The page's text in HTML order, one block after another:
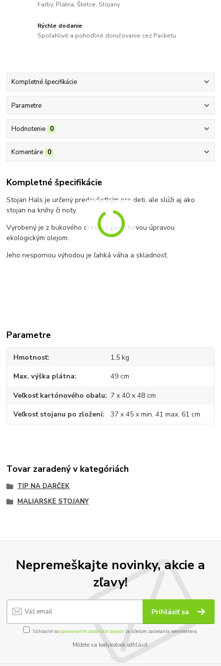
Farby, Plátna, Štetce, Stojany
Rýchle dodanie
Spoľahlivé a pohodlné doručovanie cez Packetu
Kompletné špecifikácie
Parametre
Hodnotenie 0
Komentáre 0
Kompletné špecifikácie
Stojan Hals je určený predovšetkým pre deti, ale slúži aj ako
stojan na knihy či noty.
Vyrobený je z bukového dreva, s povrchovou úpravou
ekologickým olejom.
Jeho nespornou výhodou je ľahká váha a skladnosť.
Parametre
Hmotnosť 1,5 kg
Max. výška plátna 49 cm
Veľkosť kartónového obalu 7 x 40 x 48 cm
Veľkosť stojanu po zložení 37 x 45 x min. 41 max. 61 cm
Tovar zaradený v kategóriách
TIP NA DARČEK
MALIARSKE STOJANY
Nepremeškajte novinky, akcie a
zľavy!
Prihlásiť sa
Súhlasím sospracovaním osobných údajov za účelom zasielania newslettera.
Môžete sa kedykoľvek odhlásiť.